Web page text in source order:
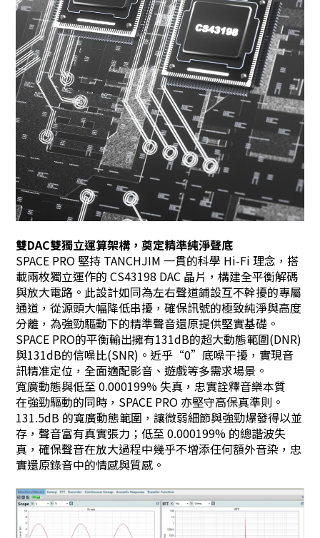
雙DAC雙獨立運算架構，奠定精準純淨聲底
SPACE PRO 堅持 TANCHJIM 一貫的科學 Hi-Fi 理念，搭
載兩枚獨立運作的 CS43198 DAC 晶片，構建全平衡解碼
與放大電路。此設計如同為左右聲道鋪設互不幹擾的專屬
通道，從源頭大幅降低串擾，確保訊號的極致純淨與高度
分離，為強勁驅動下的精準聲音還原提供堅實基礎。
SPACE PRO的平衡輸出擁有131dB的超大動態範圍(DNR)
與131dB的信噪比(SNR)。近乎“0”底噪干擾，實現音
訊精准定位，全面適配影音、遊戲等多需求場景。
寬廣動態與低至 0.000199% 失真，忠實詮釋音樂本質
在強勁驅動的同時，SPACE PRO 亦堅守高保真準則。
131.5dB 的寬廣動態範圍，讓微弱細節與強勁爆發得以並
存，聲音富有真實張力；低至 0.000199% 的總諧波失
真，確保聲音在放大過程中幾乎不增添任何額外音染，忠
實還原錄音中的情感與質感。